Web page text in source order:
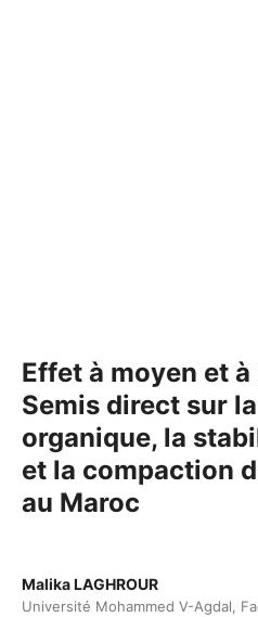
Effet à moyen et
Semis direct sur
organique, la
et la compaction
au Maroc
Malika LAGHROUR
Université Mohammed V-Agdal,